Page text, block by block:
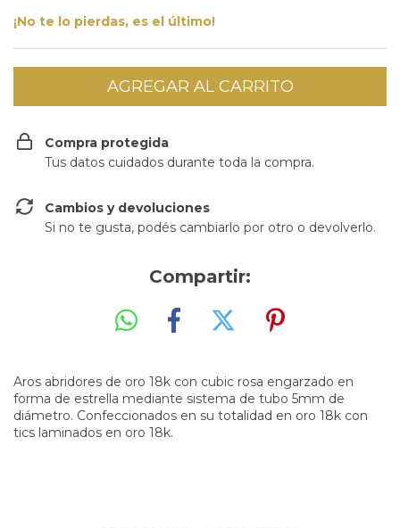
¡No te lo pierdas, es el último!
Compra protegida
Tus datos cuidados durante toda la compra.
Cambios y devoluciones
Si no te gusta, podés cambiarlo por otro o devolverlo.
Compartir:
Aros abridores de oro 18k con cubic rosa engarzado en
forma de estrella mediante sistema de tubo 5mm de
diámetro. Confeccionados en su totalidad en oro 18k con
tics laminados en oro 18k.